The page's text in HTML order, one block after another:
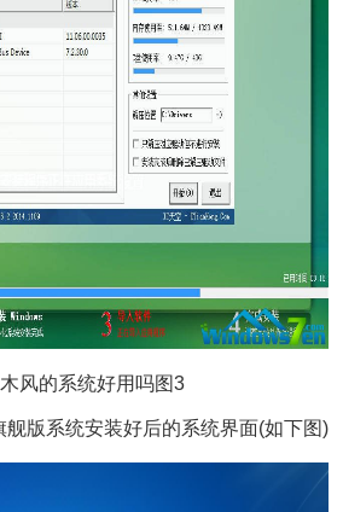
风的系统好用吗图3
系统安装好后的系统界面(如下图)